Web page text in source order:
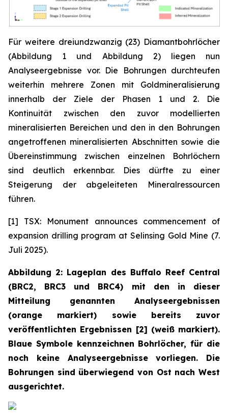
Für weitere dreiundzwanzig (23) Diamantbohrlöcher
(Abbildung 1 und Abbildung 2) liegen nun
Analyseergebnisse vor. Die Bohrungen durchteufen
weiterhin mehrere Zonen mit Goldmineralisierung
innerhalb der Ziele der Phasen 1 und 2. Die
Kontinuität zwischen den zuvor modellierten
mineralisierten Bereichen und den in den Bohrungen
angetroffenen mineralisierten Abschnitten sowie die
Übereinstimmung zwischen einzelnen Bohrlöchern
sind deutlich erkennbar. Dies dürfte zu einer
Steigerung der abgeleiteten Mineralressourcen
führen.
[1] TSX: Monument announces commencement of
expansion drilling program at Selinsing Gold Mine (7.
Juli 2025).
Abbildung 2: Lageplan des Buffalo Reef Central
(BRC2, BRC3 und BRC4) mit den in dieser
Mitteilung genannten Analyseergebnissen
(orange markiert) sowie bereits zuvor
veröffentlichten Ergebnissen [2] (weiß markiert).
Blaue Symbole kennzeichnen Bohrlöcher, für die
noch keine Analyseergebnisse vorliegen. Die
Bohrungen sind überwiegend von Ost nach West
ausgerichtet.